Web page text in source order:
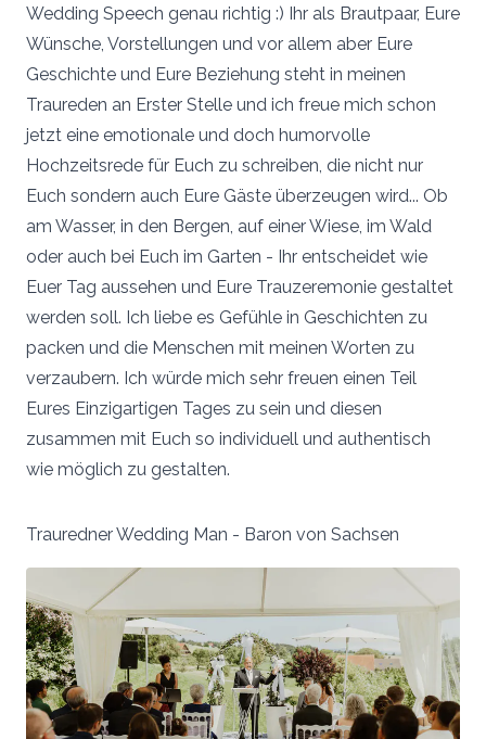
Wedding Speech genau richtig :) Ihr als Brautpaar, Eure
Wünsche, Vorstellungen und vor allem aber Eure
Geschichte und Eure Beziehung steht in meinen
Traureden an Erster Stelle und ich freue mich schon
jetzt eine emotionale und doch humorvolle
Hochzeitsrede für Euch zu schreiben, die nicht nur
Euch sondern auch Eure Gäste überzeugen wird... Ob
am Wasser, in den Bergen, auf einer Wiese, im Wald
oder auch bei Euch im Garten - Ihr entscheidet wie
Euer Tag aussehen und Eure Trauzeremonie gestaltet
werden soll. Ich liebe es Gefühle in Geschichten zu
packen und die Menschen mit meinen Worten zu
verzaubern. Ich würde mich sehr freuen einen Teil
Eures Einzigartigen Tages zu sein und diesen
zusammen mit Euch so individuell und authentisch
wie möglich zu gestalten.
Trauredner Wedding Man - Baron von Sachsen